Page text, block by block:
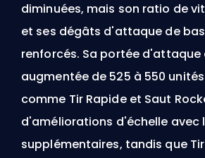
diminuées, mais son ratio de
et ses dégâts d'attaque de
renforcés. Sa portée d'attaque
augmentée de 525 à 550
comme Tir Rapide et Saut
d'améliorations d'échelle avec
supplémentaires, tandis que